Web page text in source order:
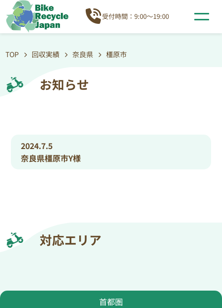
受付時間：9:00～19:00
TOP 回収実績 奈良県 橿原市
お知らせ
2024.7.5
奈良県橿原市Y様
対応エリア
首都圏